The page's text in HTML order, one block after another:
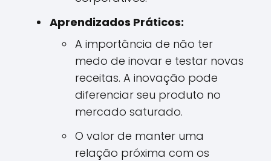
Aprendizados Práticos:
A importância de não ter
medo de inovar e testar novas
receitas. A inovação pode
diferenciar seu produto no
mercado saturado.
O valor de manter uma
relação próxima com os